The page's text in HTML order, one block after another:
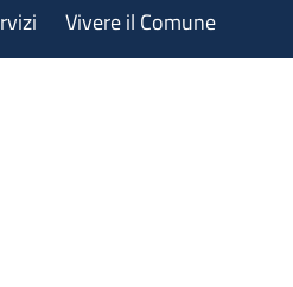
Vivere il Comune